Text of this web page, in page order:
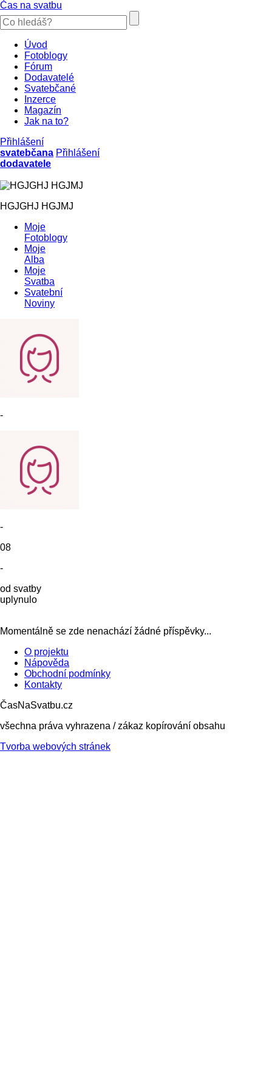
Čas na svatbu
Úvod
Fotoblogy
Fórum
Dodavatelé
Svatebčané
Inzerce
Magazín
Jak na to?
Přihlášení
svatebčana Přihlášení
dodavatele
HGJGHJ HGJMJ
Moje
Fotoblogy
Moje
Alba
Moje
Svatba
Svatební
Noviny
-
-
08
-
od svatby
uplynulo
Momentálně se zde nenachází žádné příspěvky...
O projektu
Nápověda
Obchodní podmínky
Kontakty
ČasNaSvatbu.cz
všechna práva vyhrazena / zákaz kopírování obsahu
Tvorba webových stránek